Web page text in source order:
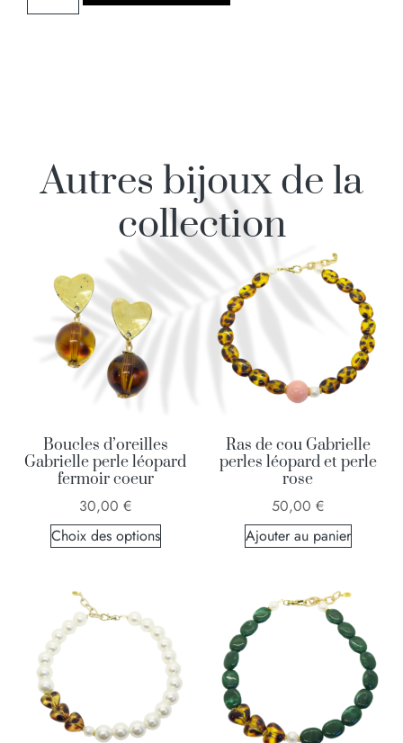
Autres bijoux de la
collection
Boucles d’oreilles
Gabrielle perle léopard
fermoir coeur
30,00 €
Choix des options
Ras de cou Gabrielle
perles léopard et perle
rose
50,00 €
Ajouter au panier